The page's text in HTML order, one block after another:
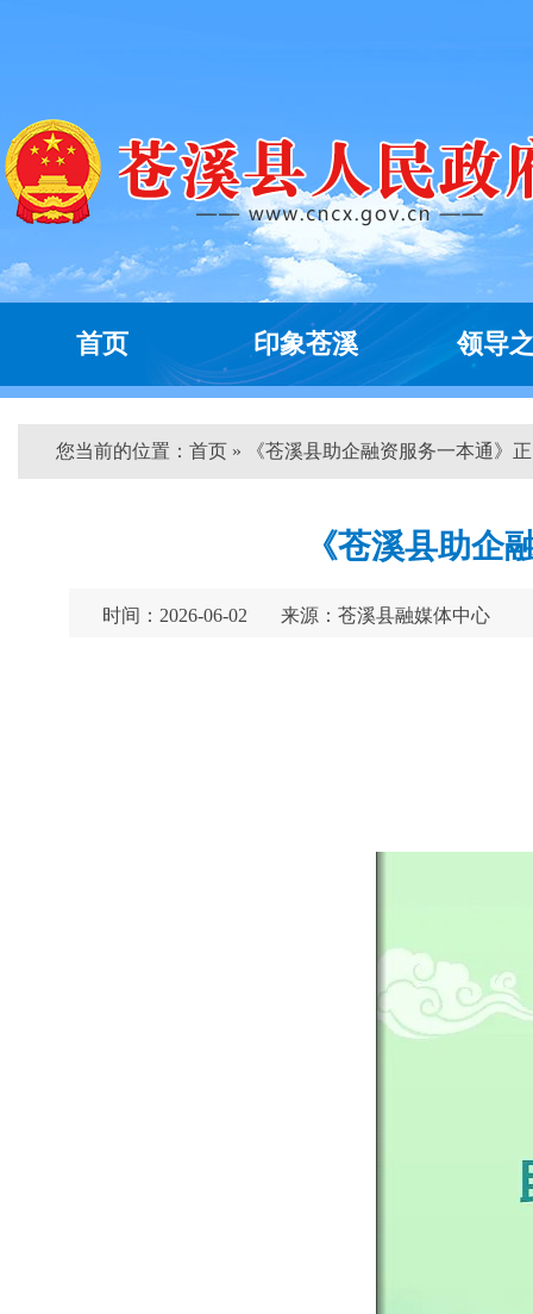
首页 印象苍溪 领导
您当前的位置： 首页 » 《苍溪县助企融资服务一本通》
《苍溪县助企
时间：2026-06-02 来源：苍溪县融媒体中心